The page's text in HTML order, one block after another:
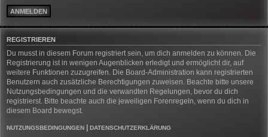
REGISTRIEREN
Du musst in diesem Forum registriert sein, um dich anmelden zu können. Die
Registrierung ist in wenigen Augenblicken erledigt und ermöglicht dir, auf
weitere Funktionen zuzugreifen. Die Board-Administration kann registrierten
Benutzern auch zusätzliche Berechtigungen zuweisen. Beachte bitte unsere
Nutzungsbedingungen und die verwandten Regelungen, bevor du dich
registrierst. Bitte beachte auch die jeweiligen Forenregeln, wenn du dich in
diesem Board bewegst.
NUTZUNGSBEDINGUNGEN DATENSCHUTZERKLÄRUNG